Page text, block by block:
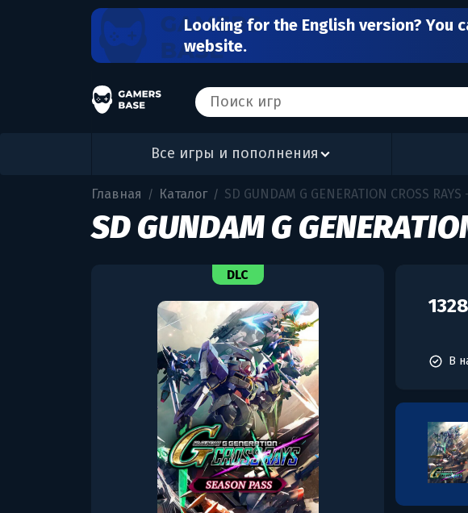
Looking for the English version? You
website.
Все игры и пополнения
Главная / Каталог / SD GUNDAM G GENERATION CROSS
SD GUNDAM G
DLC
В